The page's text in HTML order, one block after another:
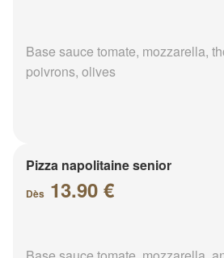
Base sauce tomate, mozzarella,
poivrons, olives
Pizza napolitaine senior
Dès 13.90 €